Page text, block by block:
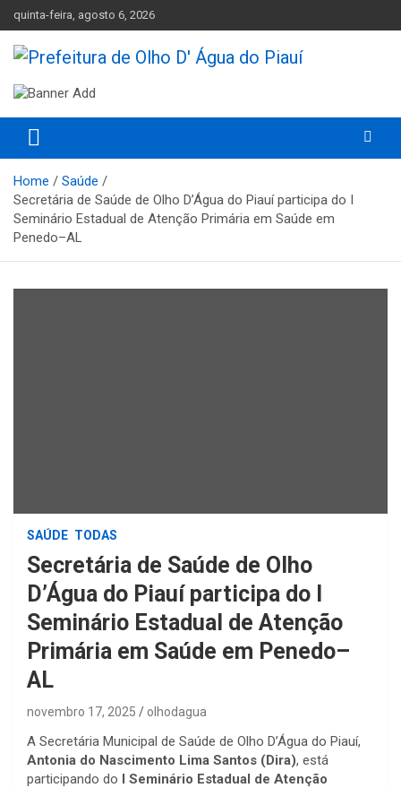
to
content
quinta-feira, agosto 6, 2026
Prefeitura de Olho D' Água do
Piauí
Home
Saúde
Secretária de Saúde de Olho D’Água do Piauí participa do I
Seminário Estadual de Atenção Primária em Saúde em
Penedo–AL
SAÚDE TODAS
Secretária de Saúde de Olho
D’Água do Piauí participa do I
Seminário Estadual de Atenção
Primária em Saúde em Penedo–
AL
novembro 17, 2025 olhodagua
A Secretária Municipal de Saúde de Olho D’Água do Piauí,
Antonia do Nascimento Lima Santos (Dira), está
participando do I Seminário Estadual de Atenção